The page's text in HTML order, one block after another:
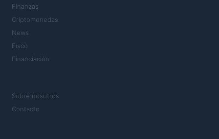
Finanzas
Criptomonedas
News
Fisco
Financiación
Sobre nosotros
Contacto